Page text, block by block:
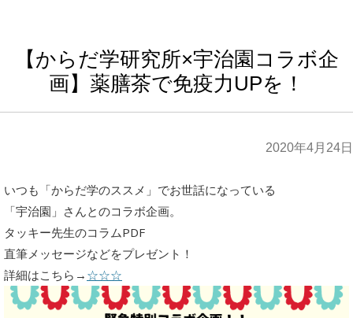
【からだ学研究所×宇治園コラボ企
画】薬膳茶で免疫力UPを！
2020年4月24日
いつも「からだ学のススメ」でお世話になっている
「宇治園」さんとのコラボ企画。
タッキー先生のコラムPDF
直筆メッセージなどをプレゼント！
詳細はこちら→ ☆☆☆